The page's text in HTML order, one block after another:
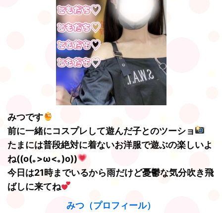
みつです
前に一緒にコスプレして遊んだ子とのツーショ
たまには普段絶対に着ないお洋服で遊ぶの楽しいよ
ね((o(｡>ω<｡)o))
今日は21時までいるから雨だけど憂鬱な気分吹き飛
ばしに来てね
みつ（プロフィール）